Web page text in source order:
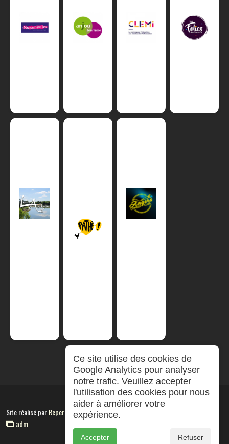
Site réalisé parRepereCom
adm
Ce site utilise des cookies de
Google Analytics pour analyser
notre trafic. Veuillez accepter
l'utilisation des cookies pour nous
aider à améliorer votre
expérience.
Accepter Refuser